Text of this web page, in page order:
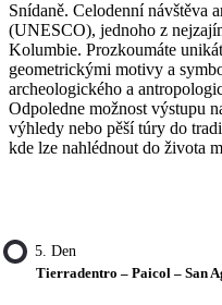
Snídaně. Celodenní návštěva
(UNESCO), jednoho z
Kolumbie. Prozkoumáte
geometrickými motivy a
archeologického a
Odpoledne možnost výstupu
výhledy nebo pěší túry do
kde lze nahlédnout do života
5. Den
Tierradentro – Paicol – San